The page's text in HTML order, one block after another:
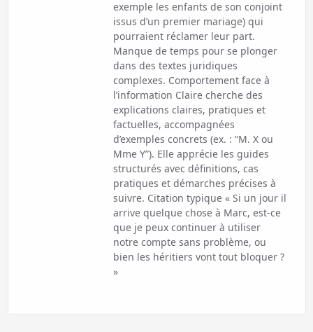
exemple les enfants de son conjoint
issus d’un premier mariage) qui
pourraient réclamer leur part.
Manque de temps pour se plonger
dans des textes juridiques
complexes. Comportement face à
l’information Claire cherche des
explications claires, pratiques et
factuelles, accompagnées
d’exemples concrets (ex. : “M. X ou
Mme Y”). Elle apprécie les guides
structurés avec définitions, cas
pratiques et démarches précises à
suivre. Citation typique « Si un jour il
arrive quelque chose à Marc, est-ce
que je peux continuer à utiliser
notre compte sans problème, ou
bien les héritiers vont tout bloquer ?
»